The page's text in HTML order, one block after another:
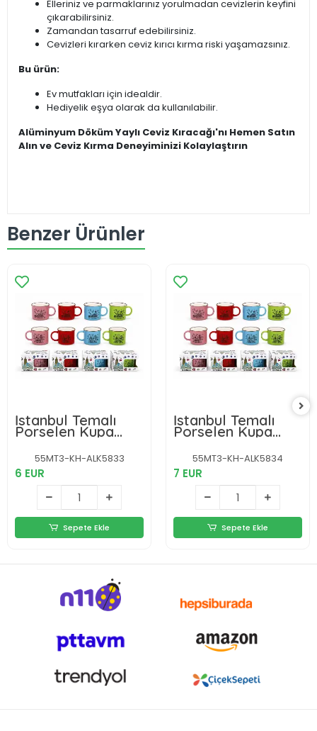
Elleriniz ve parmaklarınız yorulmadan cevizlerin keyfini
çıkarabilirsiniz.
Zamandan tasarruf edebilirsiniz.
Cevizleri kırarken ceviz kırıcı kırma riski yaşamazsınız.
Bu ürün:
Ev mutfakları için idealdir.
Hediyelik eşya olarak da kullanılabilir.
Alüminyum Döküm Yaylı Ceviz Kıracağı'nı Hemen Satın
Alın ve Ceviz Kırma Deneyiminizi Kolaylaştırın
Benzer Ürünler
İstanbul Temalı
Porselen Kupa
Bardak Alk5833
55MT3-KH-ALK5833
6 EUR
Sepete Ekle
İstanbul Temalı
Porselen Kupa
Bardak Alk5834
55MT3-KH-ALK5834
7 EUR
Sepete Ekle